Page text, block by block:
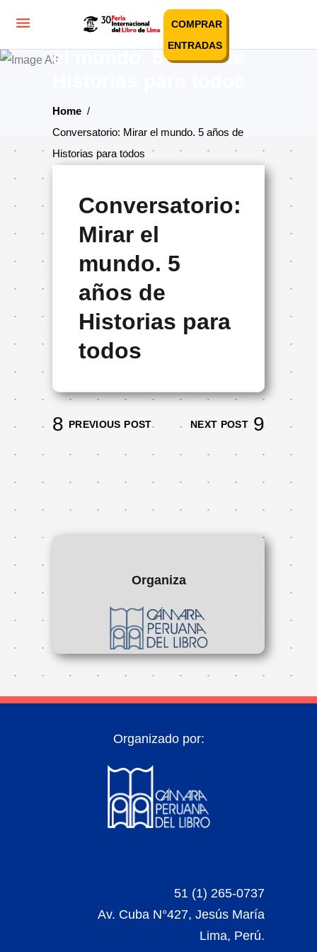
COMPRAR
ENTRADAS
Conversatorio: Mirar
el mundo. 5 años de
Home /
Conversatorio: Mirar el mundo. 5 años de
Historias para todos
Conversatorio:
Mirar el
mundo. 5
años de
Historias para
todos
PREVIOUS POST NEXT POST
Organiza
Organizado por:
51 (1) 265-0737
Av. Cuba N°427, Jesús María
Lima, Perú.